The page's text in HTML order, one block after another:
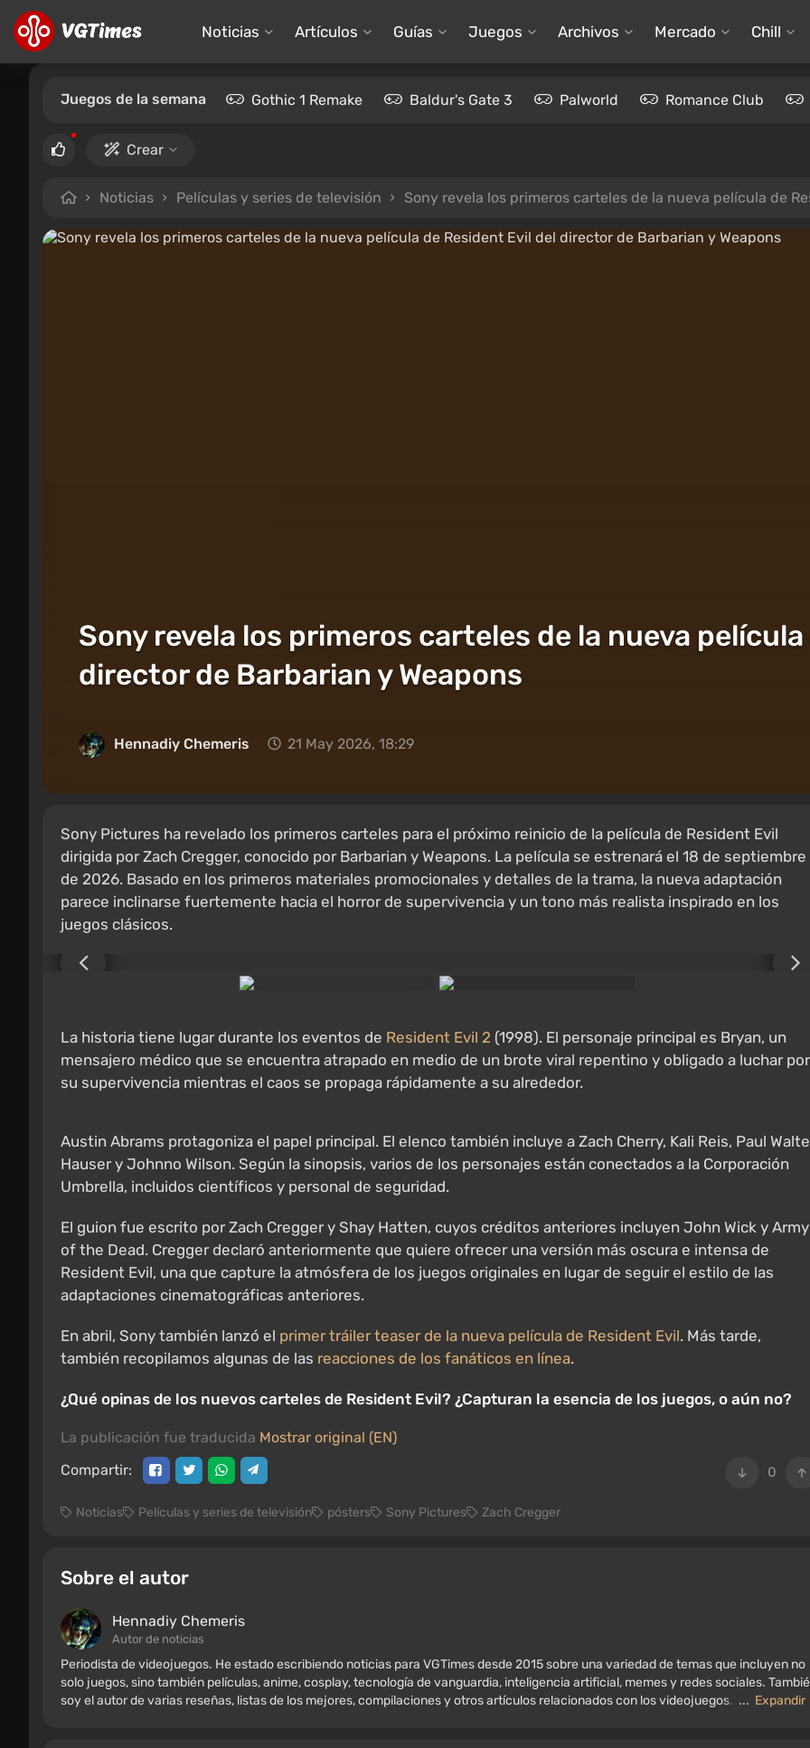
Noticias Artículos Guías Juegos Archivos Mercado Chill
Juegos de la semana Gothic 1 Remake Baldur's Gate 3 Palworld Romance Club
Crear
Noticias Películas y series de televisión Sony revela los primeros carteles de la nueva película de
Sony revela los primeros carteles de la nueva
director de Barbarian y Weapons
Hennadiy Chemеris 21 May 2026, 18:29
Sony Pictures ha revelado los primeros carteles para el próximo reinicio de la película de Resident Evil
dirigida por Zach Cregger, conocido por Barbarian y Weapons. La película se estrenará el 18 de septiembre
de 2026. Basado en los primeros materiales promocionales y detalles de la trama, la nueva adaptación
parece inclinarse fuertemente hacia el horror de supervivencia y un tono más realista inspirado en los
juegos clásicos.
La historia tiene lugar durante los eventos de Resident Evil 2 (1998). El personaje principal es Bryan, un
mensajero médico que se encuentra atrapado en medio de un brote viral repentino y obligado a luchar por
su supervivencia mientras el caos se propaga rápidamente a su alrededor.
Austin Abrams protagoniza el papel principal. El elenco también incluye a Zach Cherry, Kali Reis, Paul
Hauser y Johnno Wilson. Según la sinopsis, varios de los personajes están conectados a la Corporación
Umbrella, incluidos científicos y personal de seguridad.
El guion fue escrito por Zach Cregger y Shay Hatten, cuyos créditos anteriores incluyen John Wick y Army
of the Dead. Cregger declaró anteriormente que quiere ofrecer una versión más oscura e intensa de
Resident Evil, una que capture la atmósfera de los juegos originales en lugar de seguir el estilo de las
adaptaciones cinematográficas anteriores.
En abril, Sony también lanzó el primer tráiler teaser de la nueva película de Resident Evil. Más tarde,
también recopilamos algunas de las reacciones de los fanáticos en línea.
¿Qué opinas de los nuevos carteles de Resident Evil? ¿Capturan la esencia de los juegos, o aún no?
La publicación fue traducida Mostrar original (EN)
0
Compartir:
Noticias Películas y series de televisión pósters Sony Pictures Zach Cregger
Sobre el autor
Hennadiy Chemеris
Autor de noticias
Periodista de videojuegos. He estado escribiendo noticias para VGTimes desde 2015 sobre una variedad de temas que incluyen no
solo juegos, sino también películas, anime, cosplay, tecnología de vanguardia, inteligencia artificial, memes y redes sociales.
soy el autor de varias reseñas, listas de los mejores, compilaciones y otros artículos relacionados con los videojuegos. Colecciono
... Expandir